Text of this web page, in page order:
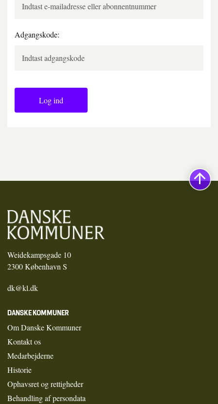
Adgangskode:
Log ind
Weidekampsgade 10
2300 København S
dk@kl.dk
DANSKE KOMMUNER
Om Danske Kommuner
Kontakt os
Medarbejderne
Historie
Ophavsret og rettigheder
Behandling af persondata